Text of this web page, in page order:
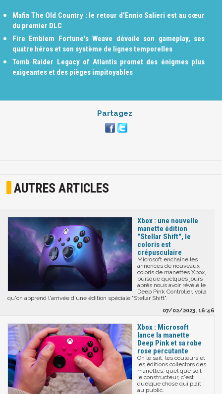
Mafia The Old Country : le retour d'Ennio Salieri est au cœur
du premier DLC
Fire Emblem Fortune's Weave dévoile son gameplay, ses
quatre héros et son système de lignes temporelles
Tomb Raider Legacy of Atlantis promet des énigmes plus
exigeantes et des pièges impitoyables
Partagez
AUTRES ARTICLES
Xbox : une nouvelle
manette édition
"Stellar Shift", le
coloris est
crépusculaire
Microsoft enchaîne les
annonces de nouveaux
coloris de manettes Xbox,
puisque quelques jours
après nous avoir révélé le
Deep Pink Controller, voilà
qu'on apprend l'arrivée d'une édition spéciale "Stellar Shift".
07/02/2023, 16:46
Xbox : Microsoft
lance la manette
Deep Pink et sa robe
rose percutante
On le sait, les couleurs et
les éditions collectors des
manettes, quel que soit
le constructeur, c'est
quelque chose qui plaît
au public.